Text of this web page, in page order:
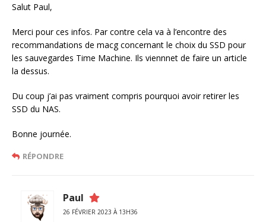
Salut Paul,
Merci pour ces infos. Par contre cela va à l’encontre des
recommandations de macg concernant le choix du SSD pour
les sauvegardes Time Machine. Ils viennnet de faire un article
la dessus.
Du coup j’ai pas vraiment compris pourquoi avoir retirer les
SSD du NAS.
Bonne journée.
RÉPONDRE
Paul
26 FÉVRIER 2023 À 13H36